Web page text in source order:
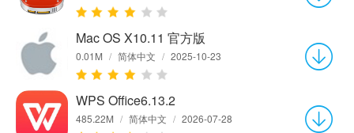
Mac OS X10.11 官方版
0.01M / 简体中文 / 2025-10-23
WPS Office6.13.2
485.22M / 简体中文 / 2026-07-28